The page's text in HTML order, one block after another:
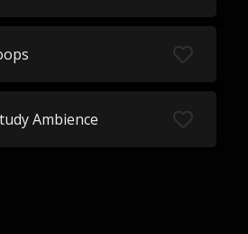
Ambience